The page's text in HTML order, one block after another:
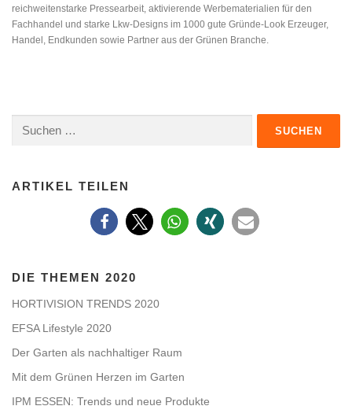
reichweitenstarke Pressearbeit, aktivierende Werbematerialien für den
Fachhandel und starke Lkw-Designs im 1000 gute Gründe-Look Erzeuger,
Handel, Endkunden sowie Partner aus der Grünen Branche.
nach:
ARTIKEL TEILEN
DIE THEMEN 2020
HORTIVISION TRENDS 2020
EFSA Lifestyle 2020
Der Garten als nachhaltiger Raum
Mit dem Grünen Herzen im Garten
IPM ESSEN: Trends und neue Produkte